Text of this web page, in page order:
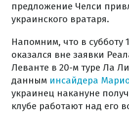
предложение Челси
украинского вратаря.
Напомним, что в субботу
оказался вне заявки
Леванте в 20-м туре Ла
данным инсайдера
украинец накануне
клубе работают над его